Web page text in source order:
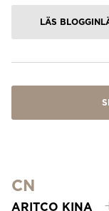
LÄS
CN
ARITCO KINA